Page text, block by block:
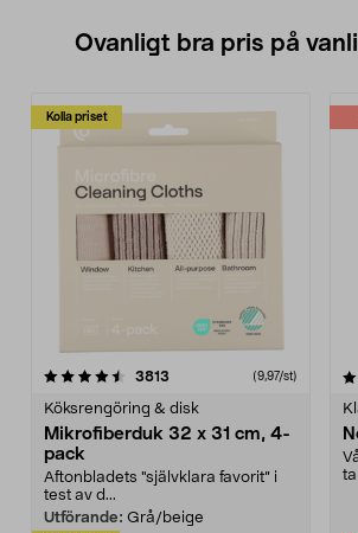
Ovanligt bra pris på
Kolla priset
3813 (9,97/st)
Köksrengöring & disk
Mikrofiberduk 32 x 31 cm, 4-
pack
Aftonbladets "självklara favorit” i
test av d...
Utförande: Grå/beige
4.0av 5 stjärnor